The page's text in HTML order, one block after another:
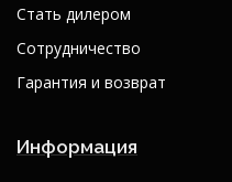
Стать дилером
Сотрудничество
Гарантия и возврат
Информация